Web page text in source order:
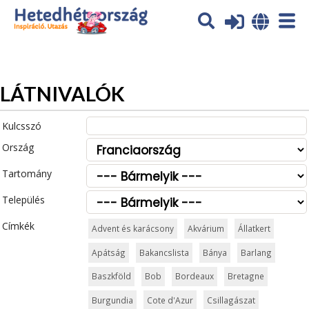
Az oldal sütiket (cookies) használ. További tájékoztatás itt:
Adatvédelmi tájékoztató
LÁTNIVALÓK
Kulcsszó
Ország
Tartomány
Település
Címkék
Advent és karácsony Akvárium Állatkert
Apátság Bakancslista Bánya Barlang
Baszkföld Bob Bordeaux Bretagne
Burgundia Cote d'Azur Csillagászat